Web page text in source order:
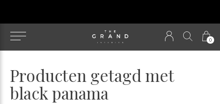
0
Producten getagd met
black panama